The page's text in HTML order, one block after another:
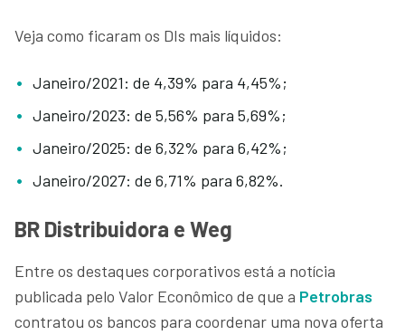
Veja como ficaram os DIs mais líquidos:
Janeiro/2021: de 4,39% para 4,45%;
Janeiro/2023: de 5,56% para 5,69%;
Janeiro/2025: de 6,32% para 6,42%;
Janeiro/2027: de 6,71% para 6,82%.
BR Distribuidora e Weg
Entre os destaques corporativos está a notícia
publicada pelo Valor Econômico de que a Petrobras
contratou os bancos para coordenar uma nova oferta